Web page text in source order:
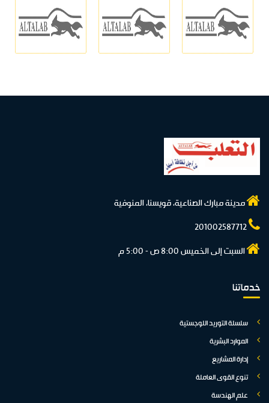
مدينة مبارك الصناعية، قويسنا، المنوفية
السبت إلى الخميس 8:00 ص - 5:00 م
خدماتنا
سلسلة التوريد اللوجستية
الموارد البشرية
إدارة المشاريع
تنوع القوى العاملة
علم الهندسة